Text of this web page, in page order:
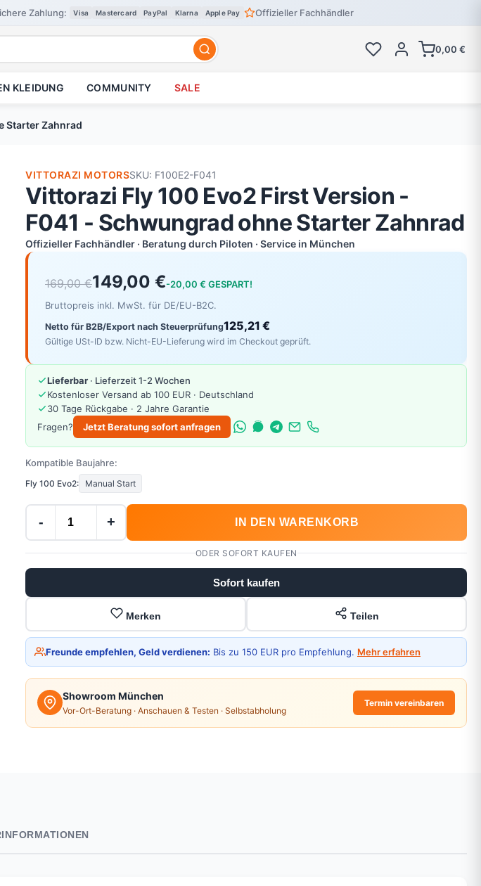
Zahlung: Visa Mastercard PayPal Klarna Apple Pay Offizieller Fachhändler
0,00 €
KLEIDUNG COMMUNITY SALE
Starter Zahnrad
VITTORAZI MOTORSSKU: F100E2-F041
Vittorazi Fly 100 Evo2 First Version -
F041 - Schwungrad ohne Starter Zahnrad
Offizieller Fachhändler · Beratung durch Piloten · Service in München
169,00 €149,00 €-20,00 € GESPART!
Bruttopreis inkl. MwSt. für DE/EU-B2C.
Netto für B2B/Export nach Steuerprüfung125,21 €
Gültige USt-ID bzw. Nicht-EU-Lieferung wird im Checkout geprüft.
Lieferbar · Lieferzeit 1-2 Wochen
Kostenloser Versand ab 100 EUR · Deutschland
30 Tage Rückgabe · 2 Jahre Garantie
Fragen?
Jetzt Beratung sofort anfragen
Kompatible Baujahre:
Fly 100 Evo2: Manual Start
- + IN DEN WARENKORB
ODER SOFORT KAUFEN
Sofort kaufen
Merken Teilen
Freunde empfehlen, Geld verdienen: Bis zu 150 EUR pro Empfehlung. Mehr erfahren
Showroom München
Vor-Ort-Beratung · Anschauen & Testen · Selbstabholung
Termin vereinbaren